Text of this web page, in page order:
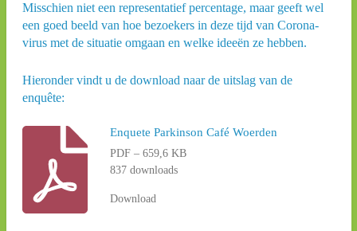
Misschien niet een representatief percentage, maar geeft wel
een goed beeld van hoe bezoekers in deze tijd van Corona-
virus met de situatie omgaan en welke ideeën ze hebben.
Hieronder vindt u de download naar de uitslag van de
enquête:
Enquete Parkinson Café Woerden
PDF – 659,6 KB
837 downloads
Download